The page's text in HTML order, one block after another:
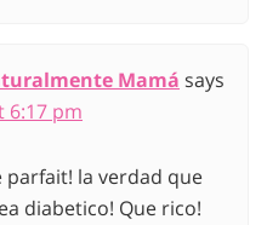
Mamá says
6:17 pm
parfait! la verdad que
diabetico! Que rico!